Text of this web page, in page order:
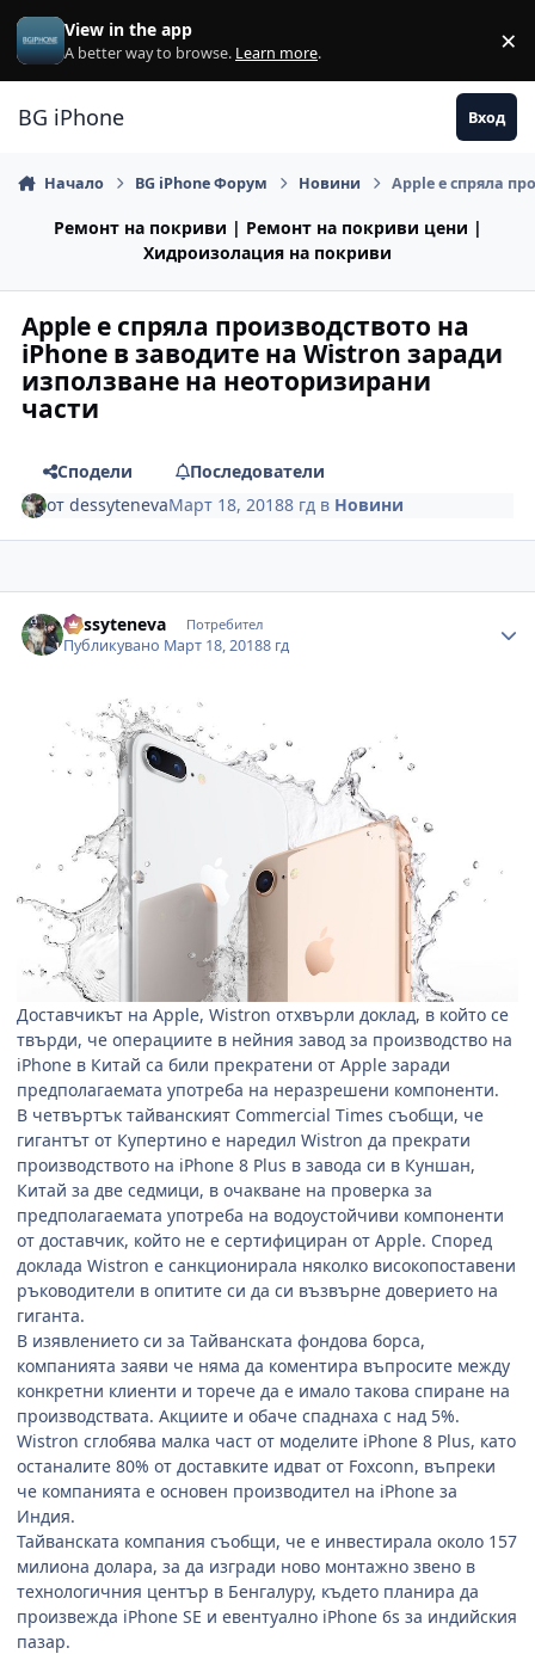
Премини към съдържанието
View in the app
A better way to browse. Learn more. ×
BG iPhone Вход
Начало BG iPhone Форум Новини Apple е спряла
Ремонт на покриви | Ремонт на покриви цени |
Хидроизолация на покриви
Apple е спряла производството на
iPhone в заводите на Wistron заради
използване на неоторизирани
части
Сподели
Последователи
отdessytenevaМарт 18, 20188 гд в Новини
dessyteneva Потребител
Публикувано Март 18, 20188 гд
Доставчикът на Apple, Wistron отхвърли доклад, в който се
твърди, че операциите в нейния завод за производство на
iPhone в Китай са били прекратени от Apple заради
предполагаемата употреба на неразрешени компоненти.
В четвъртък тайванският Commercial Times съобщи, че
гигантът от Купертино е наредил Wistron да прекрати
производството на iPhone 8 Plus в завода си в Куншан,
Китай за две седмици, в очакване на проверка за
предполагаемата употреба на водоустойчиви компоненти
от доставчик, който не е сертифициран от Apple. Според
доклада Wistron е санкционирала няколко високопоставени
ръководители в опитите си да си възвърне доверието на
гиганта.
В изявлението си за Тайванската фондова борса,
компанията заяви че няма да коментира въпросите между
конкретни клиенти и торече да е имало такова спиране на
производствата. Акциите и обаче спаднаха с над 5%.
Wistron сглобява малка част от моделите iPhone 8 Plus, като
останалите 80% от доставките идват от Foxconn, въпреки
че компанията е основен производител на iPhone за
Индия.
Тайванската компания съобщи, че е инвестирала около 157
милиона долара, за да изгради ново монтажно звено в
технологичния център в Бенгалуру, където планира да
произвежда iPhone SE и евентуално iPhone 6s за индийския
пазар.